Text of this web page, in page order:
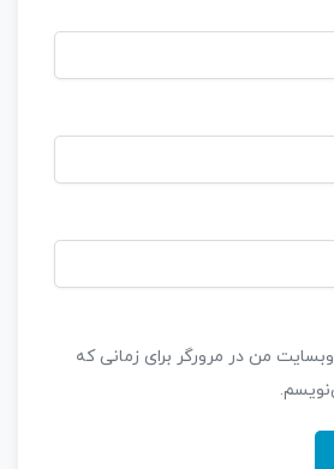
من در مرورگر برای زمانی که